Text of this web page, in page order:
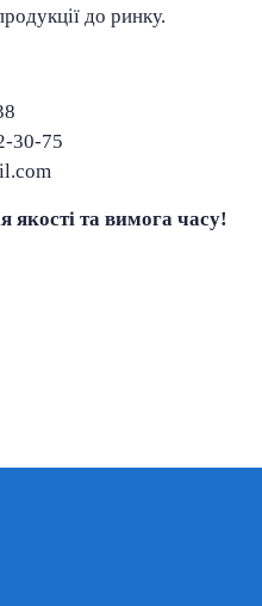
до ринку.
30-75
якості та вимога часу!